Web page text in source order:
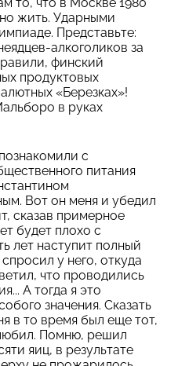
жить. Ударными
Представьте:
алкоголиков за
финский
продуктовых
«Березках»!
в руках
с
питания
Вот он меня и убедил
сказав примерное
будет плохо с
лет наступит полный
у него, откуда
что проводились
А тогда я это
значения. Сказать
в то время был еще тот,
Помню, решил
яиц, в результате